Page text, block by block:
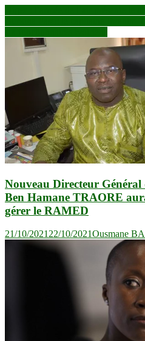
Navigation
de
l’article
Nouveau Directeur
Ben Hamane TRAORE
gérer le RAMED
21/10/2021 22/10/2021Ousmane